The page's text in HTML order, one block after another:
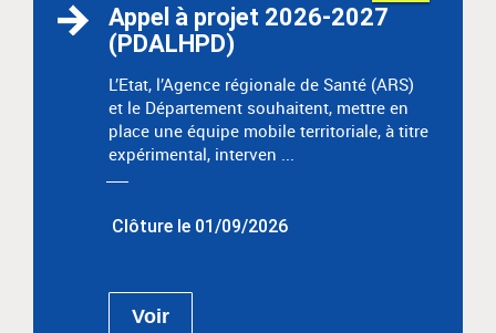
Appel à projet 2026-2027
(PDALHPD)
L’Etat, l’Agence régionale de Santé (ARS)
et le Département souhaitent, mettre en
place une équipe mobile territoriale, à titre
expérimental, interven ...
Clôture le 01/09/2026
Voir